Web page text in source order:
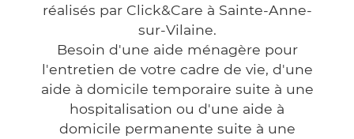
réalisés par Click&Care à Sainte-Anne-
sur-Vilaine.
Besoin d'une aide ménagère pour
l'entretien de votre cadre de vie, d'une
aide à domicile temporaire suite à une
hospitalisation ou d'une aide à
domicile permanente suite à une